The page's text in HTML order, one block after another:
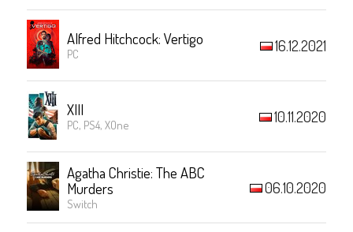
Alfred Hitchcock: Vertigo
PC 16.12.2021
XIII
PC, PS4, XOne 10.11.2020
Agatha Christie: The ABC
Murders
Switch
06.10.2020